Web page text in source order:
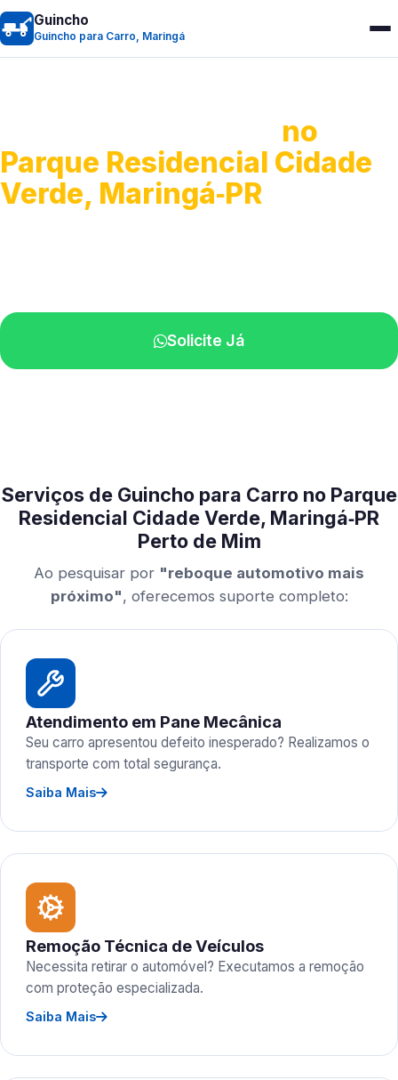
Guincho
Guincho para Carro, Maringá
no
Parque Residencial Cidade
Verde, Maringá‑PR
Solicite Já
Serviços de Guincho para Carro no Parque
Residencial Cidade Verde, Maringá‑PR
Perto de Mim
Ao pesquisar por "reboque automotivo mais
próximo", oferecemos suporte completo:
Atendimento em Pane Mecânica
Seu carro apresentou defeito inesperado? Realizamos o
transporte com total segurança.
Saiba Mais
Remoção Técnica de Veículos
Necessita retirar o automóvel? Executamos a remoção
com proteção especializada.
Saiba Mais